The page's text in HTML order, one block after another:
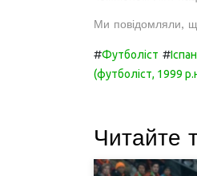
Ми повідомляли,
#Футболіст #
(футболіст, 1999
Читайте